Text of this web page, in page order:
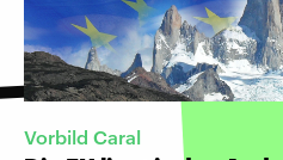
Vorbild Caral